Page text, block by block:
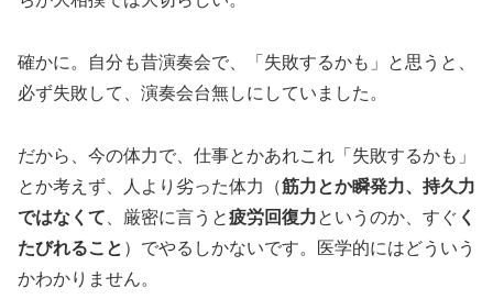
確かに。自分も昔演奏会で、「失敗するかも」と思うと、
必ず失敗して、演奏会台無しにしていました。
だから、今の体力で、仕事とかあれこれ「失敗するかも」
とか考えず、人より劣った体力（筋力とか瞬発力、持久力
ではなくて 、厳密に言うと疲労回復力というのか、すぐ く
たびれること ）でやるしかないです。医学的にはどういう
かわかりません。